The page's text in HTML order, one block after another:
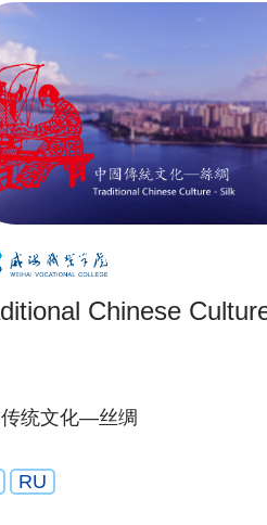
Chinese
统文化—丝绸
RU